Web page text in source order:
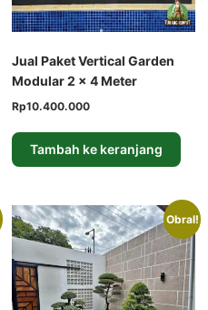
Jual Paket Vertical Garden
Modular 2 × 4 Meter
Harga
adalah:
Rp12.000.000.
Rp10.400.000Harga
adalah:
Tambah ke keranjang
Obral!